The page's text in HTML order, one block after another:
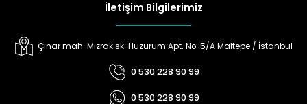
İletişim Bilgilerimiz
Çınar mah. Mızrak sk. Huzurum Apt. No: 5/A Maltepe / İstanbul
0 530 228 90 99
0 530 228 90 99